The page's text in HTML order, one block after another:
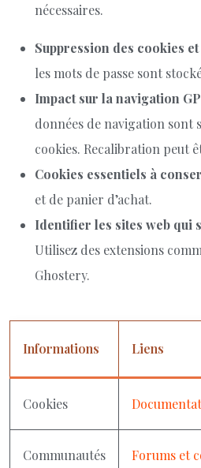
nécessaires.
Suppression des cookies
les mots de passe sont
Impact sur la navigation
données de navigation sont
cookies. Recalibration peut
Cookies essentiels à
et de panier d’achat.
Identifier les sites web qui
Utilisez des extensions
Ghostery.
Informations Liens
Cookies
Communautés Forums et